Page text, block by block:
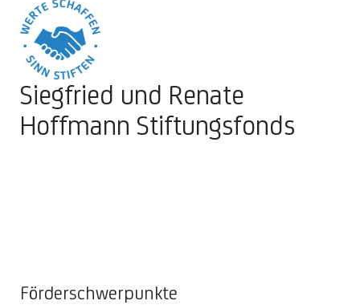
Siegfried und Renate
Hoffmann Stiftungsfonds
Förderschwerpunkte